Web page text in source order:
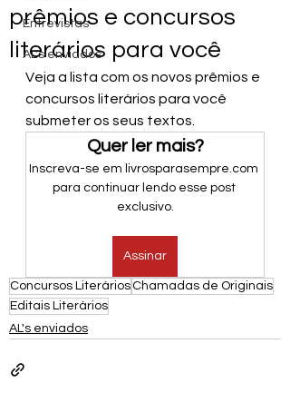
Entrevistas
AL's enviados
prêmios e concursos
literários para você
Veja a lista com os novos prêmios e
concursos literários para você
submeter os seus textos.
Quer ler mais?
Inscreva-se em livrosparasempre.com
para continuar lendo esse post
exclusivo.
Assinar
Concursos Literários Chamadas de Originais
Editais Literários
AL's enviados